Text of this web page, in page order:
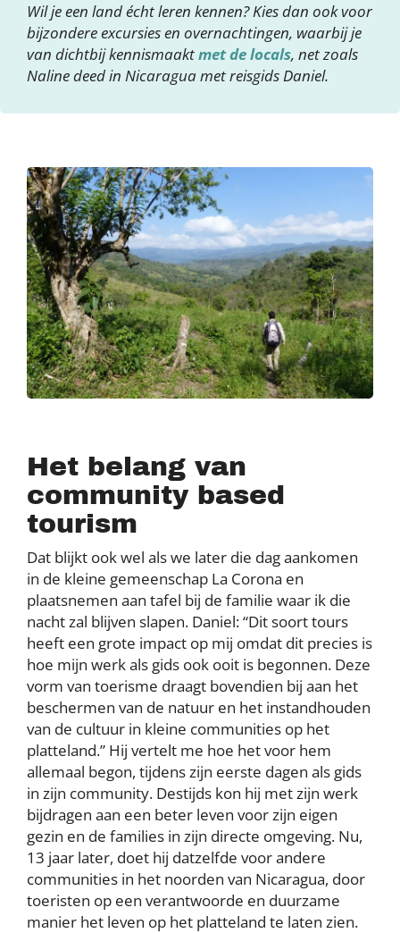
Wil je een land écht leren kennen? Kies dan ook voor
bijzondere excursies en overnachtingen, waarbij je
van dichtbij kennismaaktmet de locals, net zoals
Naline deed in Nicaragua met reisgids Daniel.
Het belang van
community based
tourism
Dat blijkt ook wel als we later die dag aankomen
in de kleine gemeenschap La Corona en
plaatsnemen aan tafel bij de familie waar ik die
nacht zal blijven slapen. Daniel: “Dit soort tours
heeft een grote impact op mij omdat dit precies is
hoe mijn werk als gids ook ooit is begonnen. Deze
vorm van toerisme draagt bovendien bij aan het
beschermen van de natuur en het instandhouden
van de cultuur in kleine communities op het
platteland.” Hij vertelt me hoe het voor hem
allemaal begon, tijdens zijn eerste dagen als gids
in zijn community. Destijds kon hij met zijn werk
bijdragen aan een beter leven voor zijn eigen
gezin en de families in zijn directe omgeving. Nu,
13 jaar later, doet hij datzelfde voor andere
communities in het noorden van Nicaragua, door
toeristen op een verantwoorde en duurzame
manier het leven op het platteland te laten zien.